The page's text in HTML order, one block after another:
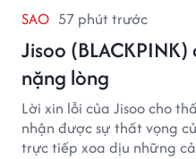
SAO 57 phút trước
Jisoo
nặng lòng
Lời xin lỗi của Jisoo cho
nhận được sự thất vọng
trực tiếp xoa dịu những